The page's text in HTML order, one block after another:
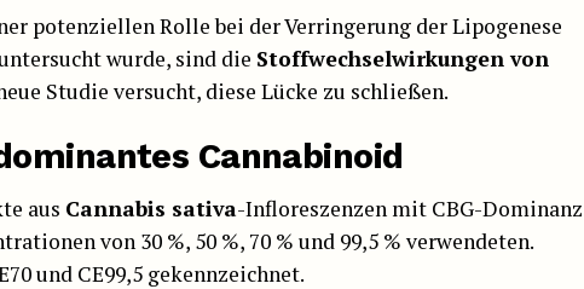
potenziellen Rolle bei der Verringerung der Lipogenese
wurde, sind die Stoffwechselwirkungen von
Studie versucht, diese Lücke zu schließen.
Cannabinoid
aus Cannabis sativa-Infloreszenzen mit CBG-Dominanz
von 30 %, 50 %, 70 % und 99,5 % verwendeten.
und CE99,5 gekennzeichnet.